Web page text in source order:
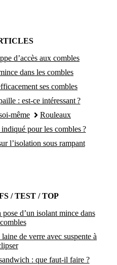
d’accès aux combles
dans les combles
ses combles
: est-ce intéressant ?
même
Rouleaux
pour les combles ?
l’isolation sous rampant
/ TEST / TOP
d’un isolant mince dans
de verre avec suspente à
: que faut-il faire ?